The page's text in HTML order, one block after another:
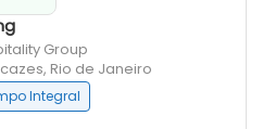
Group
Rio de Janeiro
Integral